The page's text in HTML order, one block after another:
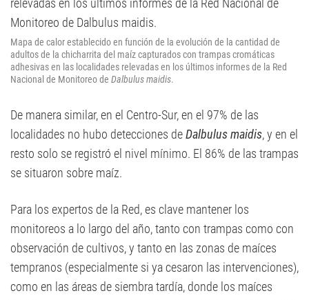
Mapa de calor establecido en función de la evolución de la cantidad de
adultos de la chicharrita del maíz capturados con trampas cromáticas
adhesivas en las localidades relevadas en los últimos informes de la Red
Nacional de Monitoreo de Dalbulus maidis.
De manera similar, en el Centro-Sur, en el 97% de las
localidades no hubo detecciones deDalbulus maidis, y en el
resto solo se registró el nivel mínimo. El 86% de las trampas
se situaron sobre maíz.
Para los expertos de la Red, es clave mantener los
monitoreos a lo largo del año, tanto con trampas como con
observación de cultivos, y tanto en las zonas de maíces
tempranos (especialmente si ya cesaron las intervenciones),
como en las áreas de siembra tardía, donde los maíces